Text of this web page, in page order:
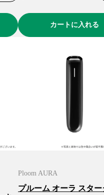
カートに入れる
Ploom AURA
プルーム オーラ スター